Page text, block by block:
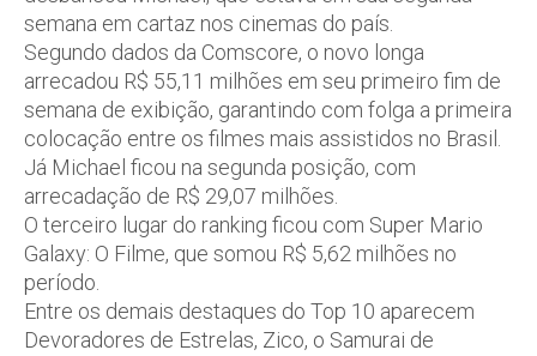
semana em cartaz nos cinemas do país.
Segundo dados da Comscore, o novo longa
arrecadou R$ 55,11 milhões em seu primeiro fim de
semana de exibição, garantindo com folga a primeira
colocação entre os filmes mais assistidos no Brasil.
Já Michael ficou na segunda posição, com
arrecadação de R$ 29,07 milhões.
O terceiro lugar do ranking ficou com Super Mario
Galaxy: O Filme, que somou R$ 5,62 milhões no
período.
Entre os demais destaques do Top 10 aparecem
Devoradores de Estrelas, Zico, o Samurai de